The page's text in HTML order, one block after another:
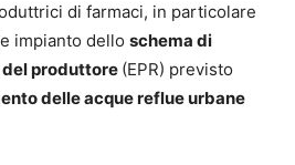
di farmaci, in particolare
impianto dello schema di
del produttore (EPR) previsto
delle acque reflue urbane